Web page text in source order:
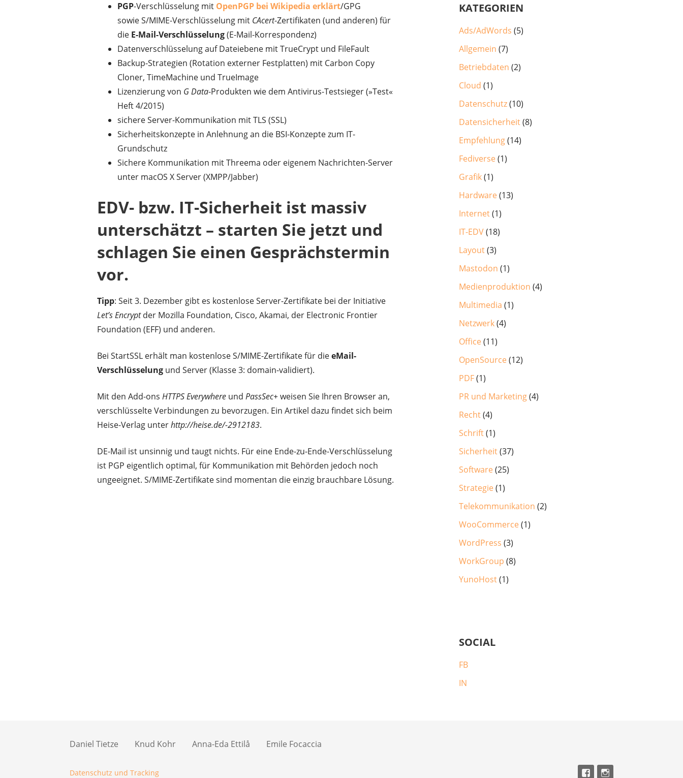
PGP-Verschlüsselung mit OpenPGP bei Wikipedia erklärt/GPG
sowie S/MIME-Verschlüsselung mit CAcert-Zertifikaten (und anderen) für
die E-Mail-Verschlüsselung(E-Mail-Korrespondenz)
Datenverschlüsselung auf Dateiebene mit TrueCrypt und FileFault
Backup-Strategien (Rotation externer Festplatten) mit Carbon Copy
Cloner, TimeMachine und TrueImage
Lizenzierung von G Data-Produkten wie dem Antivirus-Testsieger (»Test«
Heft 4/2015)
sichere Server-Kommunikation mit TLS (SSL)
Sicherheitskonzepte in Anlehnung an die BSI-Konzepte zum IT-
Grundschutz
Sichere Kommunikation mit Threema oder eigenem Nachrichten-Server
unter macOS X Server (XMPP/Jabber)
EDV- bzw. IT-Sicherheit ist massiv
unterschätzt – starten Sie jetzt und
schlagen Sie einen Gesprächstermin
vor.
Tipp: Seit 3. Dezember gibt es kostenlose Server-Zertifikate bei der Initiative
Let’sEncryptder Mozilla Foundation, Cisco, Akamai, der Electronic Frontier
Foundation (EFF) und anderen.
Bei StartSSL erhält man kostenlose S/MIME-Zertifikate für dieeMail-
Verschlüsselung und Server (Klasse 3: domain-validiert).
Mit den Add-onsHTTPS Everywhere undPassSec+weisen Sie Ihren Browser an,
verschlüsselte Verbindungen zu bevorzugen. Ein Artikel dazu findet sich beim
Heise-Verlag unterhttp://heise.de/-2912183.
DE-Mail ist unsinnig und taugt nichts. Für eine Ende-zu-Ende-Verschlüsselung
ist PGP eigentlich optimal, für Kommunikation mit Behörden jedoch noch
ungeeignet. S/MIME-Zertifikate sind momentan die einzig brauchbare Lösung.
KATEGORIEN
Ads/AdWords (5)
Allgemein (7)
Betriebdaten (2)
Cloud (1)
Datenschutz(10)
Datensicherheit(8)
Empfehlung(14)
Fediverse(1)
Grafik(1)
Hardware(13)
Internet(1)
IT-EDV(18)
Layout(3)
Mastodon (1)
Medienproduktion (4)
Multimedia (1)
Netzwerk(4)
Office(11)
OpenSource(12)
PDF(1)
PR und Marketing(4)
Recht(4)
Schrift(1)
Sicherheit(37)
Software(25)
Strategie(1)
Telekommunikation (2)
WooCommerce(1)
WordPress (3)
WorkGroup (8)
YunoHost(1)
SOCIAL
FB
IN
Daniel Tietze Knud Kohr Anna-Eda Ettilå Emile Focaccia
Datenschutz und Tracking